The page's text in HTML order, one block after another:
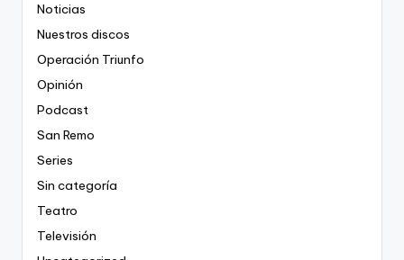
Noticias
Nuestros discos
Operación Triunfo
Opinión
Podcast
San Remo
Series
Sin categoría
Teatro
Televisión